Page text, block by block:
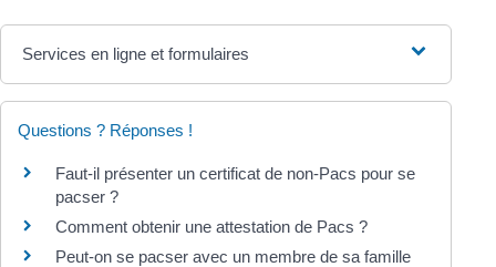
Services en ligne et formulaires
Questions ? Réponses !
Faut-il présenter un certificat de non-Pacs pour se
pacser ?
Comment obtenir une attestation de Pacs ?
Peut-on se pacser avec un membre de sa famille